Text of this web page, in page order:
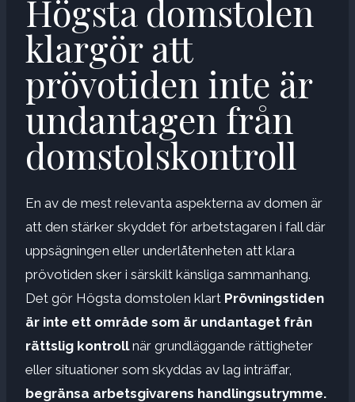
Högsta domstolen
klargör att
prövotiden inte är
undantagen från
domstolskontroll
En av de mest relevanta aspekterna av domen är
att den stärker skyddet för arbetstagaren i fall där
uppsägningen eller underlåtenheten att klara
prövotiden sker i särskilt känsliga sammanhang.
Det gör Högsta domstolen klart Prövningstiden
är inte ett område som är undantaget från
rättslig kontrollnär grundläggande rättigheter
eller situationer som skyddas av lag inträffar,
begränsa arbetsgivarens handlingsutrymme.